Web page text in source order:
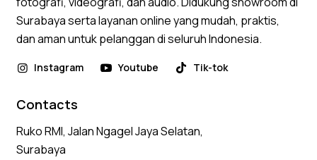
Surabaya serta layanan online yang mudah, praktis,
dan aman untuk pelanggan di seluruh Indonesia.
Instagram Youtube Tik-tok
Contacts
Ruko RMI, Jalan Ngagel Jaya Selatan,
Surabaya